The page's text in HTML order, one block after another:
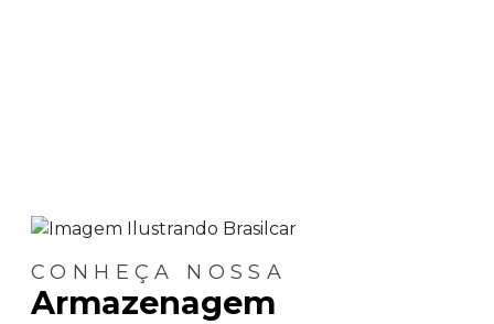
CONHEÇA NOSSA
Armazenagem